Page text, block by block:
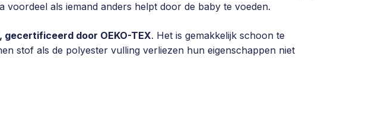
als iemand anders helpt door de baby te voeden.
gecertificeerd door OEKO-TEX. Het is gemakkelijk schoon te
stof als de polyester vulling verliezen hun eigenschappen niet